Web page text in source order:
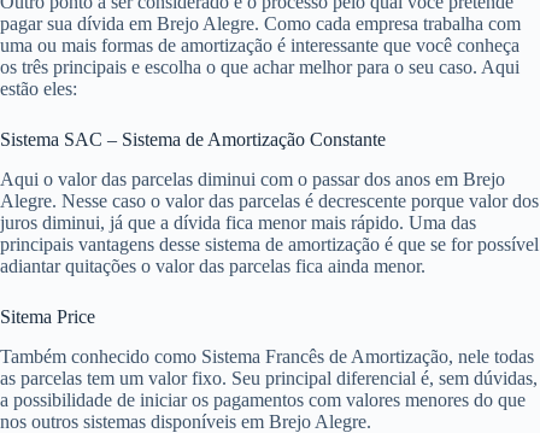
pagar sua dívida em Brejo Alegre. Como cada empresa trabalha com
uma ou mais formas de amortização é interessante que você conheça
os três principais e escolha o que achar melhor para o seu caso. Aqui
estão eles:
Sistema SAC – Sistema de Amortização Constante
Aqui o valor das parcelas diminui com o passar dos anos em Brejo
Alegre. Nesse caso o valor das parcelas é decrescente porque valor dos
juros diminui, já que a dívida fica menor mais rápido. Uma das
principais vantagens desse sistema de amortização é que se for possível
adiantar quitações o valor das parcelas fica ainda menor.
Sitema Price
Também conhecido como Sistema Francês de Amortização, nele todas
as parcelas tem um valor fixo. Seu principal diferencial é, sem dúvidas,
a possibilidade de iniciar os pagamentos com valores menores do que
nos outros sistemas disponíveis em Brejo Alegre.